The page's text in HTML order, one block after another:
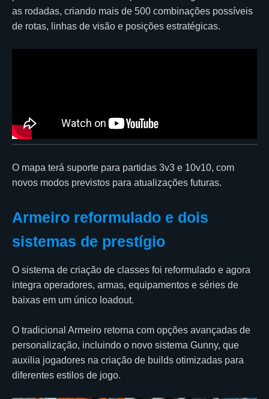
as rodadas, criando mais de 500 combinações possíveis
de rotas, linhas de visão e posições estratégicas.
O mapa terá suporte para partidas 3v3 e 10v10, com
novos modos previstos para atualizações futuras.
Armeiro reformulado e dois
sistemas de prestígio
O sistema de criação de classes foi reformulado e agora
integra operadores, armas, equipamentos e séries de
baixas em um único loadout.
O tradicional Armeiro retorna com opções avançadas de
personalização, incluindo o novo sistema Gunny, que
auxilia jogadores na criação de builds otimizadas para
diferentes estilos de jogo.